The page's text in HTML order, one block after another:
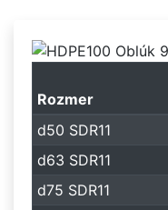
Rozmer
d50 SDR11
d63 SDR11
d75 SDR11